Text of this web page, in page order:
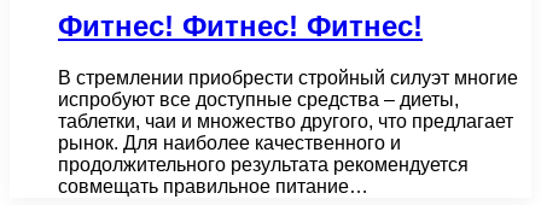
Фитнес! Фитнес! Фитнес!
В стремлении приобрести стройный силуэт многие
испробуют все доступные средства – диеты,
таблетки, чаи и множество другого, что предлагает
рынок. Для наиболее качественного и
продолжительного результата рекомендуется
совмещать правильное питание…